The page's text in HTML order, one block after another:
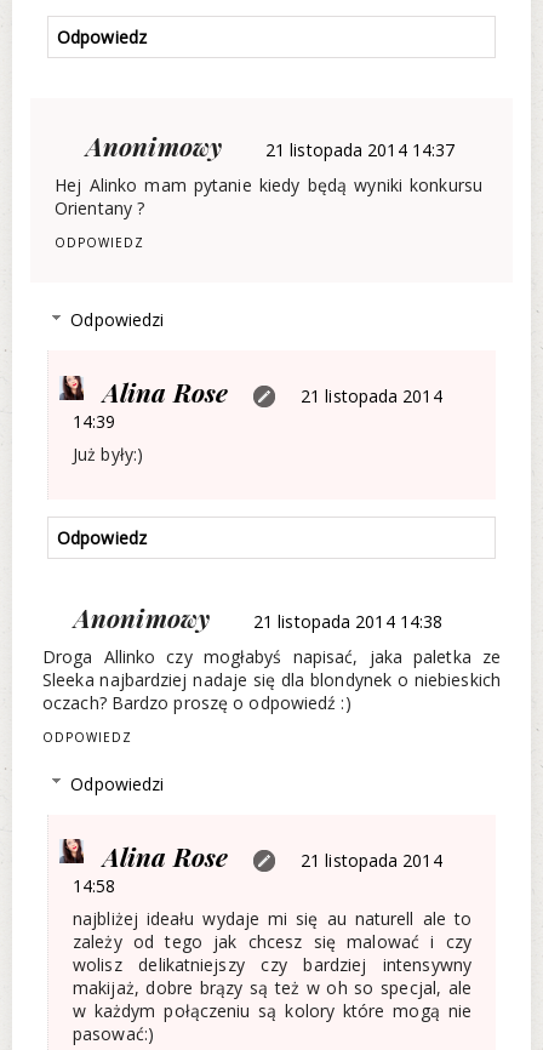
Odpowiedz
Anonimowy
21 listopada 2014 14:37
Hej Alinko mam pytanie kiedy będą wyniki konkursu
Orientany ?
ODPOWIEDZ
Odpowiedzi
Alina Rose
21 listopada 2014
14:39
Już były:)
Odpowiedz
Anonimowy
21 listopada 2014 14:38
Droga Allinko czy mogłabyś napisać, jaka paletka ze
Sleeka najbardziej nadaje się dla blondynek o niebieskich
oczach? Bardzo proszę o odpowiedź :)
ODPOWIEDZ
Odpowiedzi
Alina Rose
21 listopada 2014
14:58
najbliżej ideału wydaje mi się au naturell ale to
zależy od tego jak chcesz się malować i czy
wolisz delikatniejszy czy bardziej intensywny
makijaż, dobre brązy są też w oh so specjal, ale
w każdym połączeniu są kolory które mogą nie
pasować:)